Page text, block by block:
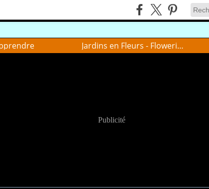
Jardins en Fleurs - Flowering gardens
Publicité